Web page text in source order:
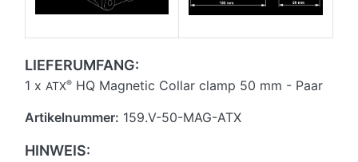
LIEFERUMFANG:
1 x ATX® HQ Magnetic Collar clamp 50 mm - Paar
Artikelnummer: 159.V-50-MAG-ATX
HINWEIS: